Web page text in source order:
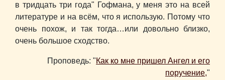
в тридцать три года" Гофмана, у меня это на всей
литературе и на всём, что я использую. Потому что
очень похож, и так тогда…или довольно близко,
очень большое сходство.
Проповедь: "Как ко мне пришел Ангел и его
поручение,"